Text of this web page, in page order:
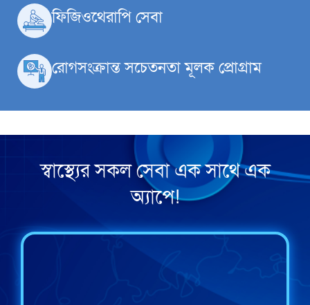
ফিজিওথেরাপি সেবা
রোগসংক্রান্ত সচেতনতা মূলক প্রোগ্রাম
স্বাস্থ্যের সকল সেবা এক সাথে এক
অ্যাপে!